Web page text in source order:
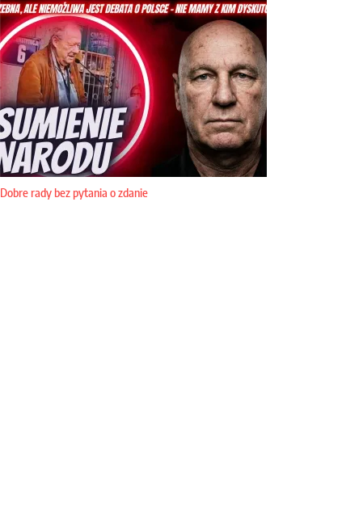
Dobre rady bez pytania o zdanie